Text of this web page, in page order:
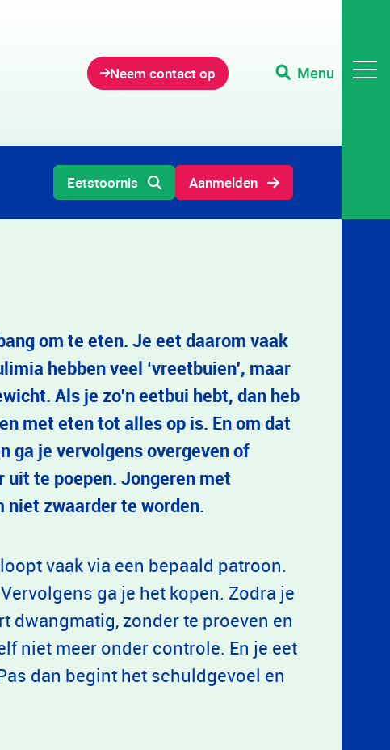
Neem contact op Menu
Eetstoornis Aanmelden
om te eten. Je eet daarom vaak
hebben veel ‘vreetbuien', maar
Als je zo'n eetbui hebt, dan heb
met eten tot alles op is. En om dat
ga je vervolgens overgeven of
te poepen. Jongeren met
niet zwaarder te worden.
vaak via een bepaald patroon.
ga je het kopen. Zodra je
dwangmatig, zonder te proeven en
niet meer onder controle. En je eet
dan begint het schuldgevoel en